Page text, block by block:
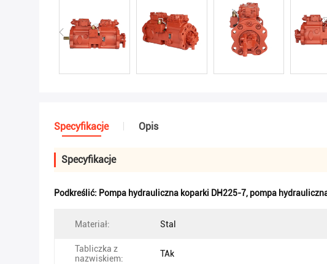
Specyfikacje Opis
Specyfikacje
Podkreślić: Pompa hydrauliczna koparki DH225-7, pompa
Materiał: Stal
Tabliczka z
nazwiskiem:
TAk